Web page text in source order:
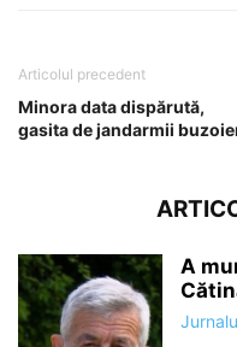
Articolul precedent
Minora data dispărută,
gasita de jandarmii
A